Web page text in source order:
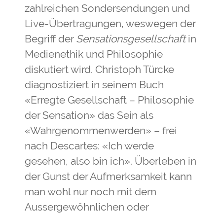
zahlreichen Sondersendungen und
Live-Übertragungen, weswegen der
Begriff der Sensationsgesellschaftin
Medienethik und Philosophie
diskutiert wird. Christoph Türcke
diagnostiziert in seinem Buch
«Erregte Gesellschaft – Philosophie
der Sensation» das Sein als
«Wahrgenommenwerden» – frei
nach Descartes: «Ich werde
gesehen, also bin ich». Überleben in
der Gunst der Aufmerksamkeit kann
man wohl nur noch mit dem
Aussergewöhnlichen oder